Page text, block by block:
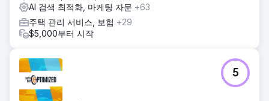
AI 검색 최적화, 마케팅 자문 +63
주택 관리 서비스, 보험 +29
$5,000부터 시작
5